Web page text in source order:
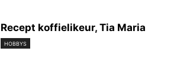
Recept koffielikeur, Tia Maria
HOBBYS